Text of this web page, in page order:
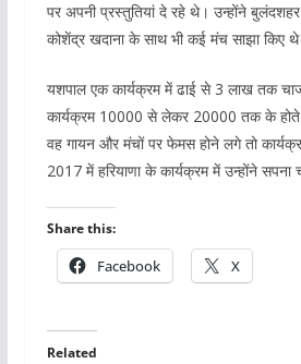
पर अपनी प्रस्तुतियां दे रहे थे। उन्होंने
कोशेंद्र खदाना के साथ भी कई मंच साझा किए
यशपाल एक कार्यक्रम में ढाई से 3 लाख तक
कार्यक्रम 10000 से लेकर 20000 तक के
वह गायन और मंचों पर फेमस होने लगे तो
2017 में हरियाणा के कार्यक्रम में उन्होंने सपना
Share this:
Facebook X
Related